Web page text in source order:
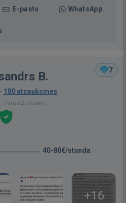
E-pasts WhatsApp
7
B.
· 180 atsauksmes
Pirms 2 dienām
40-80€/stunda
+16